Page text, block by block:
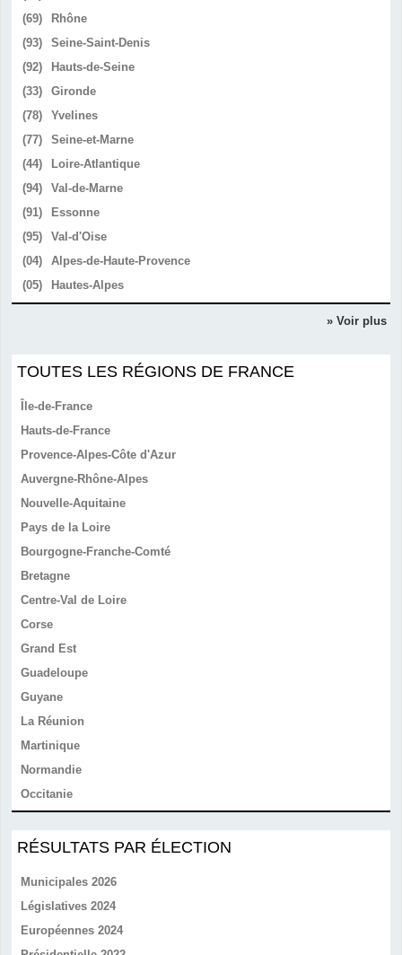
(69)
Rhône
(93)
Seine-Saint-Denis
(92)
Hauts-de-Seine
(33)
Gironde
(78)
Yvelines
(77)
Seine-et-Marne
(44)
Loire-Atlantique
(94)
Val-de-Marne
(91)
Essonne
(95)
Val-d'Oise
(04)
Alpes-de-Haute-Provence
(05)
Hautes-Alpes
» Voir plus
TOUTES LES RÉGIONS DE FRANCE
Île-de-France
Hauts-de-France
Provence-Alpes-Côte d'Azur
Auvergne-Rhône-Alpes
Nouvelle-Aquitaine
Pays de la Loire
Bourgogne-Franche-Comté
Bretagne
Centre-Val de Loire
Corse
Grand Est
Guadeloupe
Guyane
La Réunion
Martinique
Normandie
Occitanie
RÉSULTATS PAR ÉLECTION
Municipales 2026
Législatives 2024
Européennes 2024